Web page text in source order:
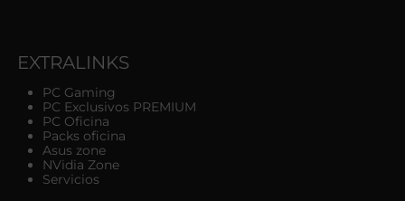
EXTRALINKS
PC Gaming
PC Exclusivos PREMIUM
PC Oficina
Packs oficina
Asus zone
NVidia Zone
Servicios